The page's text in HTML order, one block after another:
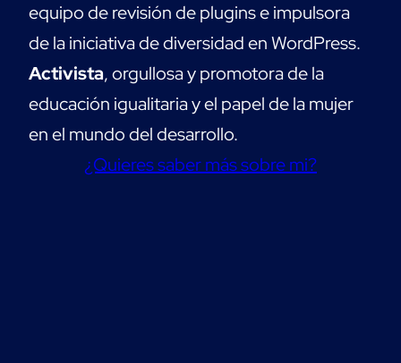
equipo de revisión de plugins e impulsora
de la iniciativa de diversidad en WordPress.
Activista, orgullosa y promotora de la
educación igualitaria y el papel de la mujer
en el mundo del desarrollo.
¿Quieres saber más sobre mi?